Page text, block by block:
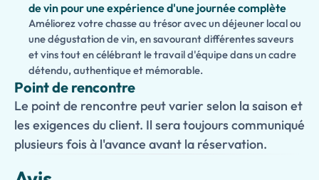
de vin pour une expérience d'une journée complète
Améliorez votre chasse au trésor avec un déjeuner local ou
une dégustation de vin, en savourant différentes saveurs
et vins tout en célébrant le travail d'équipe dans un cadre
détendu, authentique et mémorable.
Point de rencontre
Le point de rencontre peut varier selon la saison et
les exigences du client. Il sera toujours communiqué
plusieurs fois à l'avance avant la réservation.